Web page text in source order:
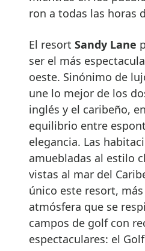
ron a todas las horas
El resort Sandy Lane
ser el más
oeste. Sinónimo de
une lo mejor de los
inglés y el caribeño,
equilibrio entre
elegancia. Las
amuebladas al estilo
vistas al mar del
único este resort,
atmósfera que se
campos de golf con
espectaculares: el